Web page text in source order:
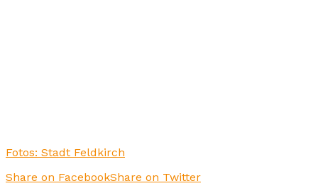
Fotos: Stadt Feldkirch
Share on FacebookShare on Twitter